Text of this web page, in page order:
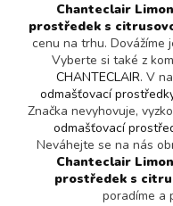
Chanteclair
prostředek s
cenu na trhu. Dovážíme
Vyberte si také z
CHANTECLAIR. V
odmašťovací
Značka nevyhovuje,
odmašťovací
Neváhejte se na nás
Chanteclair
prostředek s
poradíme a